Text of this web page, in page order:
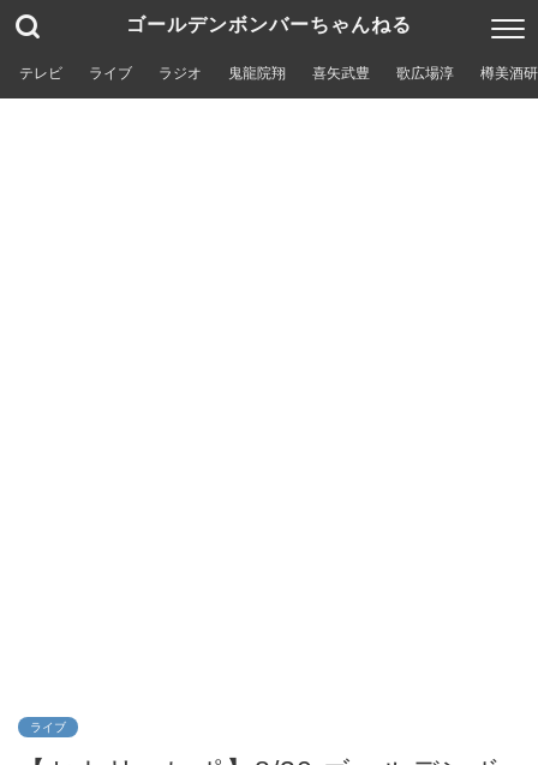
ゴールデンボンバーちゃんねる
テレビ ライブ ラジオ 鬼龍院翔 喜矢武豊 歌広場淳 樽美酒
ライブ